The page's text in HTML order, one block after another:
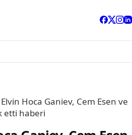
Elvin Hoca Ganiev, Cem Esen ve
etti haberi